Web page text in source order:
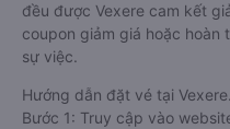
đều được Vexere cam kết
coupon giảm giá hoặc
sự việc.
Hướng dẫn đặt vé tại
Bước 1: Truy cập vào